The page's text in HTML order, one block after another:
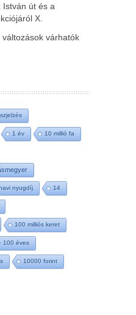
István út és a
X.
várhatók
1 év 10 millió fa
nyugdíj 14
100 milliós keret
100 éves
10000 forint